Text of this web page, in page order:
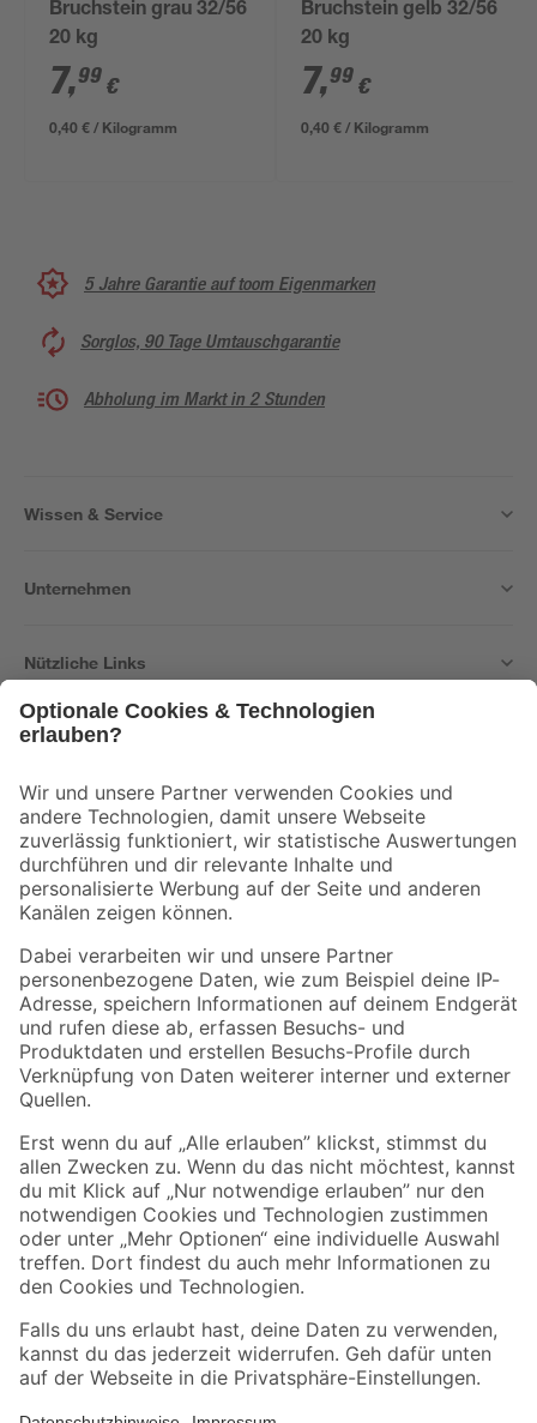
Bruchstein grau 32/56
20 kg
7,99 €
0,40 € / Kilogramm
Bruchstein gelb 32/56
20 kg
7,99 €
0,40 € / Kilogramm
5 Jahre Garantie auf toom Eigenmarken
Sorglos, 90 Tage Umtauschgarantie
Abholung im Markt in 2 Stunden
Wissen & Service
Unternehmen
Nützliche Links
Der toom Newsletter: Keine Angebote und Aktionen mehr verpassen!
Zur Newsletter Anmeldung
Folge uns
Zahlungsarten Versandarten
Sicher einkaufen
Jetzt die toom-App herunterladen
Alle Preisangaben in EUR inkl. gesetzl. MwSt.. Die dargestellten Angebote sind unter
Umständen nicht in allen Märkten verfügbar. Die angegebenen Verfügbarkeiten beziehen
Produkte nur solange der Vorrat reicht.